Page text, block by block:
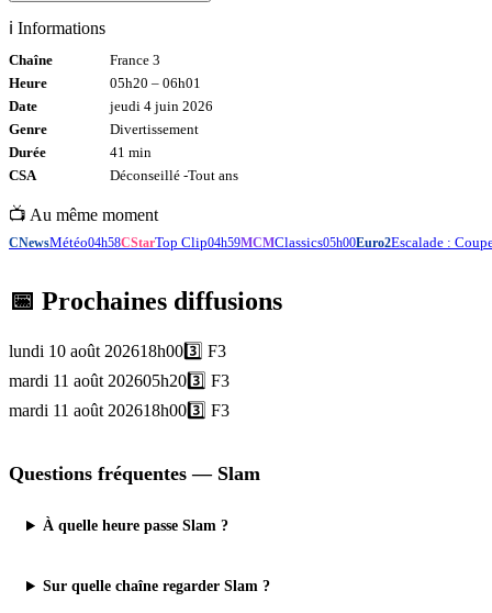
ℹ️ Informations
Chaîne
France 3
Heure
05h20 – 06h01
Date
jeudi 4 juin 2026
Genre
Divertissement
Durée
41 min
CSA
Déconseillé -Tout ans
📺 Au même moment
CNewsMétéo04h58CStarTop Clip04h59MCMClassics05h00Euro2Escalade :
📅 Prochaines diffusions
lundi 10 août 202618h003️⃣ F3
mardi 11 août 202605h203️⃣ F3
mardi 11 août 202618h003️⃣ F3
Questions fréquentes — Slam
À quelle heure passe Slam ?
Sur quelle chaîne regarder Slam ?